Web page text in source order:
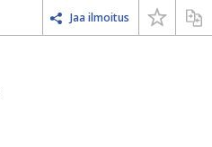
Jaa ilmoitus